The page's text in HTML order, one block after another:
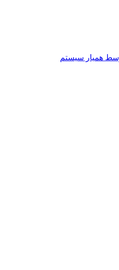
همیار سیستم